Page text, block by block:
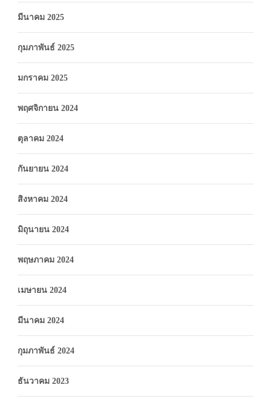
มีนาคม 2025
กุมภาพันธ์ 2025
มกราคม 2025
พฤศจิกายน 2024
ตุลาคม 2024
กันยายน 2024
สิงหาคม 2024
มิถุนายน 2024
พฤษภาคม 2024
เมษายน 2024
มีนาคม 2024
กุมภาพันธ์ 2024
ธันวาคม 2023